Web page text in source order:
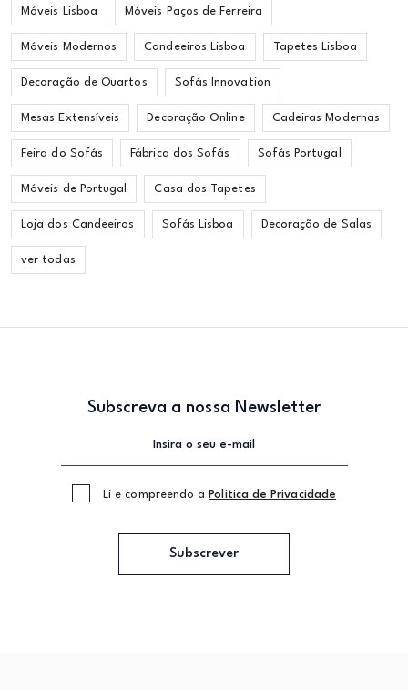
Móveis Lisboa Móveis Paços de Ferreira
Móveis Modernos Candeeiros Lisboa Tapetes Lisboa
Decoração de Quartos Sofás Innovation
Mesas Extensíveis Decoração Online Cadeiras Modernas
Feira do Sofás Fábrica dos Sofás Sofás Portugal
Móveis de Portugal Casa dos Tapetes
Loja dos Candeeiros Sofás Lisboa Decoração de Salas
ver todas
Subscreva a nossa Newsletter
Li e compreendo a Politica de Privacidade
Subscrever